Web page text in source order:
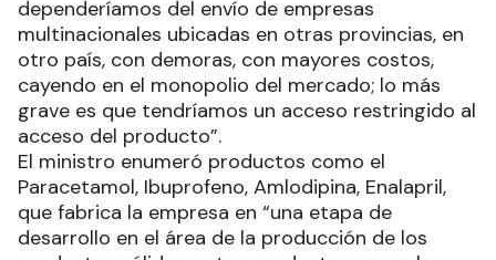
dependeríamos del envío de empresas
multinacionales ubicadas en otras provincias, en
otro país, con demoras, con mayores costos,
cayendo en el monopolio del mercado; lo más
grave es que tendríamos un acceso restringido al
acceso del producto”.
El ministro enumeró productos como el
Paracetamol, Ibuprofeno, Amlodipina, Enalapril,
que fabrica la empresa en “una etapa de
desarrollo en el área de la producción de los